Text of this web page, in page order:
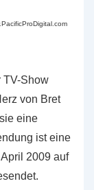
TV-Show
von Bret
eine
ist eine
2009 auf